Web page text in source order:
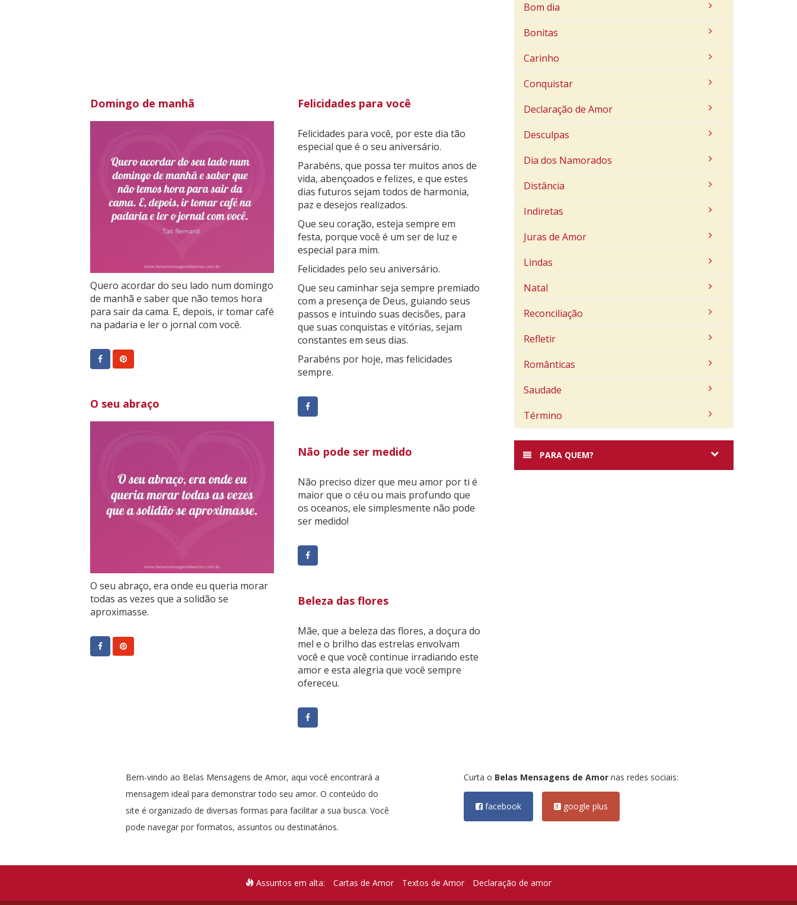
Domingo de manhã
Quero acordar do seu lado num domingo
de manhã e saber que não temos hora
para sair da cama. E, depois, ir tomar café
na padaria e ler o jornal com você.
Felicidades para você
Felicidades para você, por este dia tão
especial que é o seu aniversário.
Parabéns, que possa ter muitos anos de
vida, abençoados e felizes, e que estes
dias futuros sejam todos de harmonia,
paz e desejos realizados.
Que seu coração, esteja sempre em
festa, porque você é um ser de luz e
especial para mim.
Felicidades pelo seu aniversário.
Que seu caminhar seja sempre premiado
com a presença de Deus, guiando seus
passos e intuindo suas decisões, para
que suas conquistas e vitórias, sejam
constantes em seus dias.
Parabéns por hoje, mas felicidades
sempre.
O seu abraço
O seu abraço, era onde eu queria morar
todas as vezes que a solidão se
aproximasse.
Não pode ser medido
Não preciso dizer que meu amor por ti é
maior que o céu ou mais profundo que
os oceanos, ele simplesmente não pode
ser medido!
Beleza das flores
Mãe, que a beleza das flores, a doçura do
mel e o brilho das estrelas envolvam
você e que você continue irradiando este
amor e esta alegria que você sempre
ofereceu.
Bom dia
Bonitas
Carinho
Conquistar
Declaração de Amor
Desculpas
Dia dos Namorados
Distância
Indiretas
Juras de Amor
Lindas
Natal
Reconciliação
Refletir
Românticas
Saudade
Término
PARA QUEM?
Bem-vindo ao Belas Mensagens de Amor, aqui você encontrará a
mensagem ideal para demonstrar todo seu amor. O conteúdo do
site é organizado de diversas formas para facilitar a sua busca. Você
pode navegar por formatos, assuntos ou destinatários.
Curta o Belas Mensagens de Amor nas redes sociais:
facebook google plus
Assuntos em alta: Cartas de Amor Textos de Amor Declaração de amor